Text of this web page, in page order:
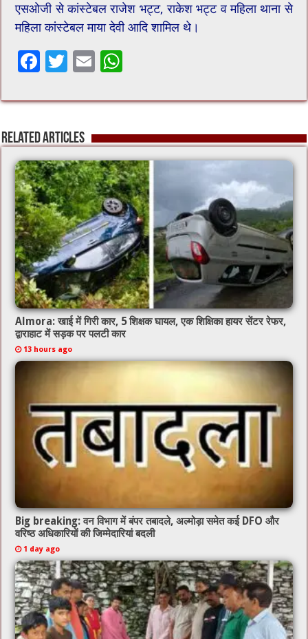
एसओजी से कांस्टेबल राजेश भट्ट, राकेश भट्ट व महिला थाना से
महिला कांस्टेबल माया देवी आदि शामिल थे।
F
e
b
o
o
k
T
tt
er
E
ai
l
at
sA
p
p
Related Articles
Almora: खाई में गिरी कार, 5 शिक्षक घायल, एक शिक्षिका हायर सेंटर रेफर,
द्वाराहाट में सड़क पर पलटी कार
13 hours ago
Big breaking: वन विभाग में बंपर तबादले, अल्मोड़ा समेत कई DFO और
वरिष्ठ अधिकारियों की जिम्मेदारियां बदली
1 day ago